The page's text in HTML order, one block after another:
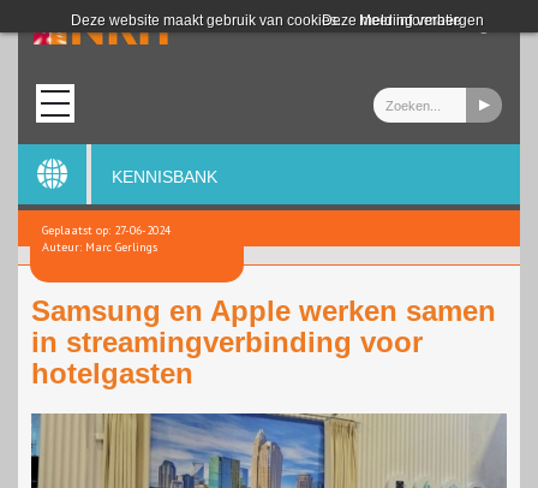
Deze website maakt gebruik van cookies. Meer informatie
Deze melding verbergen
Login
KENNISBANK
Geplaatst op: 27-06-2024
Auteur: Marc Gerlings
Samsung en Apple werken samen
in streamingverbinding voor
hotelgasten